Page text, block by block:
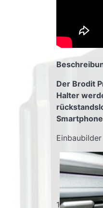
Der Brodit
Halter
1